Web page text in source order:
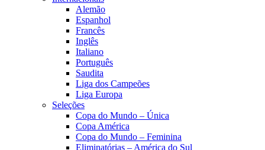
Alemão
Espanhol
Francês
Inglês
Italiano
Português
Saudita
Liga dos Campeões
Liga Europa
Seleções
Copa do Mundo – Única
Copa América
Copa do Mundo – Feminina
Eliminatórias – América do Sul